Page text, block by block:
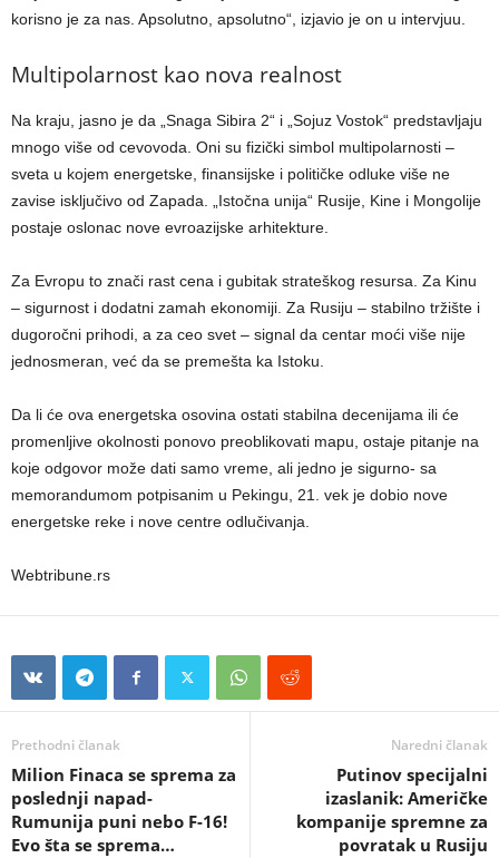
korisno je za nas. Apsolutno, apsolutno“, izjavio je on u intervjuu.
Multipolarnost kao nova realnost
Na kraju, jasno je da „Snaga Sibira 2“ i „Sojuz Vostok“ predstavljaju
mnogo više od cevovoda. Oni su fizički simbol multipolarnosti –
sveta u kojem energetske, finansijske i političke odluke više ne
zavise isključivo od Zapada. „Istočna unija“ Rusije, Kine i Mongolije
postaje oslonac nove evroazijske arhitekture.
Za Evropu to znači rast cena i gubitak strateškog resursa. Za Kinu
– sigurnost i dodatni zamah ekonomiji. Za Rusiju – stabilno tržište i
dugoročni prihodi, a za ceo svet – signal da centar moći više nije
jednosmeran, već da se premešta ka Istoku.
Da li će ova energetska osovina ostati stabilna decenijama ili će
promenljive okolnosti ponovo preoblikovati mapu, ostaje pitanje na
koje odgovor može dati samo vreme, ali jedno je sigurno- sa
memorandumom potpisanim u Pekingu, 21. vek je dobio nove
energetske reke i nove centre odlučivanja.
Webtribune.rs
Prethodni članak
Milion Finaca se sprema za
poslednji napad-
Rumunija puni nebo F-16!
Evo šta se sprema…
Naredni članak
Putinov specijalni
izaslanik: Američke
kompanije spremne za
povratak u Rusiju